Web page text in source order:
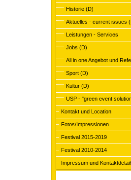
Historie (D)
Aktuelles - current issues
Leistungen - Services
Jobs (D)
All in one Angebot und
Sport (D)
Kultur (D)
USP - "green event
Kontakt und Location
Fotos/Impressionen
Festival 2015-2019
Festival 2010-2014
Impressum und